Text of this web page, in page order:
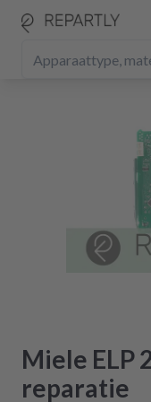
Miele ELP
reparatie